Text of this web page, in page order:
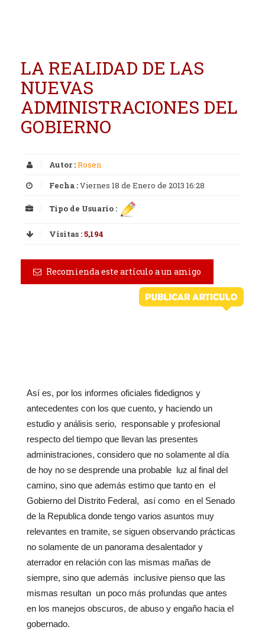
LA REALIDAD DE LAS
NUEVAS
ADMINISTRACIONES DEL
GOBIERNO
Autor :Rosen
Fecha :Viernes 18 de Enero de 2013 16:28
Tipo de Usuario :
Visitas :5,194
Recomienda este artículo a un amigo
Así es, por los informes oficiales fidedignos y
antecedentes con los que cuento, y haciendo un
estudio y análisis serio, responsable y profesional
respecto del tiempo que llevan las presentes
administraciones, considero que no solamente al día
de hoy no se desprende una probable luz al final del
camino, sino que además estimo que tanto en el
Gobierno del Distrito Federal, así como en el Senado
de la Republica donde tengo varios asuntos muy
relevantes en tramite, se siguen observando prácticas
no solamente de un panorama desalentador y
aterrador en relación con las mismas mañas de
siempre, sino que además inclusive pienso que las
mismas resultan un poco más profundas que antes
en los manejos obscuros, de abuso y engaño hacia el
gobernado.